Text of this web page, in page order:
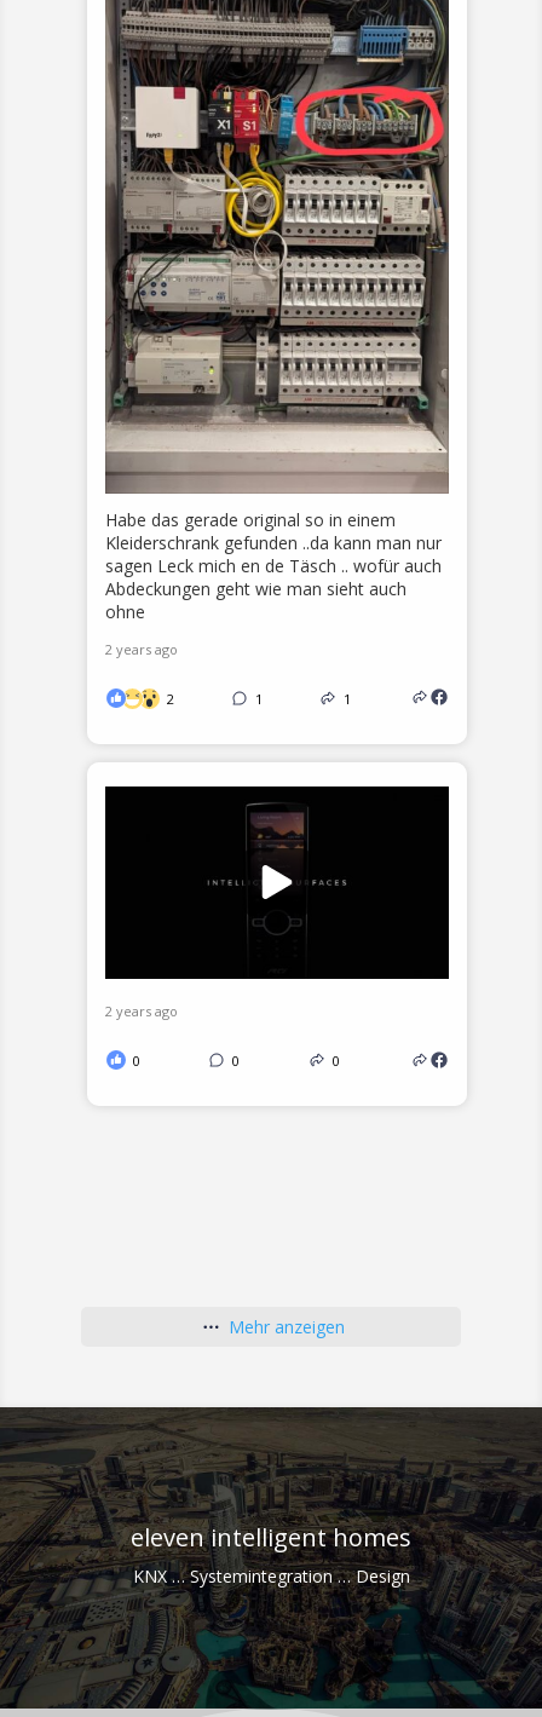
Habe das gerade original so in einem
Kleiderschrank gefunden ..da kann man nur
sagen Leck mich en de Täsch .. wofür auch
Abdeckungen geht wie man sieht auch
ohne
2 years ago
2 1 1
2 years ago
0 0 0
Mehr anzeigen
eleven intelligent homes
KNX … Systemintegration … Design